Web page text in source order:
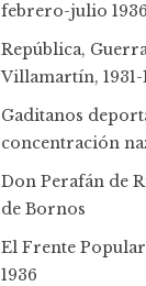
febrero-julio 1936
República,
Villamartín, 1931-
Gaditanos
concentración
Don Perafán de
de Bornos
El Frente
1936